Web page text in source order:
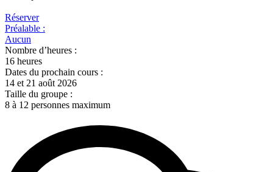
Réserver
Préalable :
Aucun
Nombre d’heures :
16 heures
Dates du prochain cours :
14 et 21 août 2026
Taille du groupe :
8 à 12 personnes maximum